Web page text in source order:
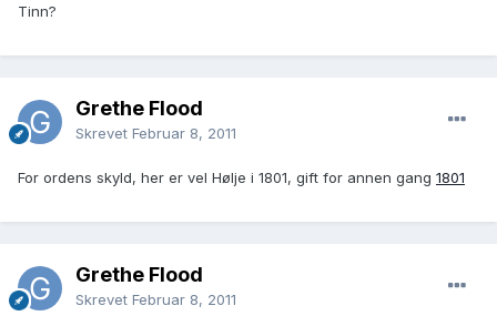
Tinn?
Grethe Flood
Skrevet Februar 8, 2011
For ordens skyld, her er vel Hølje i 1801, gift for annen gang 1801
Grethe Flood
Skrevet Februar 8, 2011